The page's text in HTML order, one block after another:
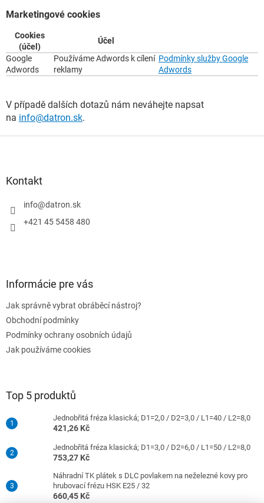
Marketingové cookies
Cookies
(účel)
Účel
Google
Adwords
Používáme Adwords k cílení
reklamy
Podmínky služby Google
Adwords
V případě dalších dotazů nám neváhejte napsat
na info@datron.sk.
Kontakt
info@datron.sk
+421 45 5458 480
Informácie pre vás
Jak správně vybrat obráběcí nástroj?
Obchodní podmínky
Podmínky ochrany osobních údajů
Jak používáme cookies
Top 5 produktů
Jednobřitá fréza klasická; D1=2,0 / D2=3,0 / L1=40 / L2=8,0
421,26 Kč
Jednobřitá fréza klasická; D1=3,0 / D2=6,0 / L1=50 / L2=8,0
753,27 Kč
Náhradní TK plátek s DLC povlakem na neželezné kovy pro
hrubovací frézu HSK E25 / 32
660,45 Kč